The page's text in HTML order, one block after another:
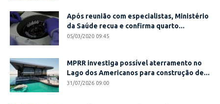
Após reunião com especialistas, Ministério
da Saúde recua e confirma quarto...
05/03/2020 09:45
MPRR investiga possível aterramento no
Lago dos Americanos para construção de...
31/07/2026 09:00